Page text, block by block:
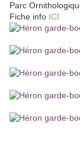
Parc
Fiche info ICI